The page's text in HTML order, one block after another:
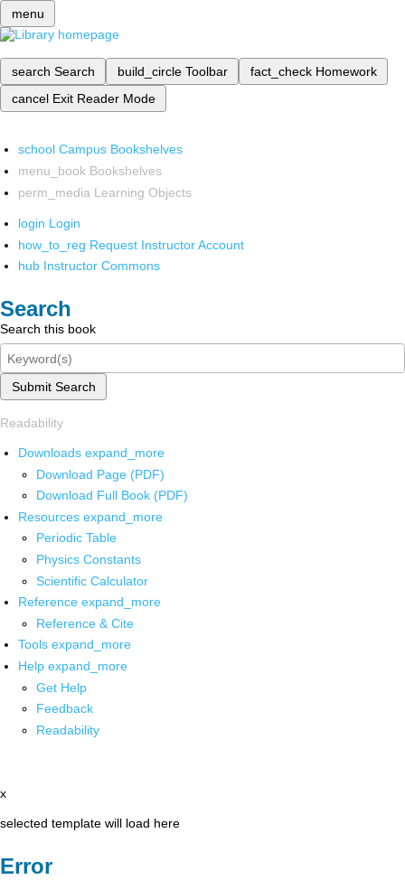
menu
search Search build_circle Toolbar fact_check Homework
cancel Exit Reader Mode
school Campus Bookshelves
menu_book Bookshelves
perm_media Learning Objects
login Login
how_to_reg Request Instructor Account
hub Instructor Commons
Search
Search this book
Submit Search
Readability
Downloads expand_more
Download Page (PDF)
Download Full Book (PDF)
Resources expand_more
Periodic Table
Physics Constants
Scientific Calculator
Reference expand_more
Reference & Cite
Tools expand_more
Help expand_more
Get Help
Feedback
Readability
x
selected template will load here
Error